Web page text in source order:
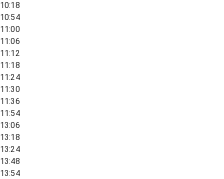
10:18
10:54
11:00
11:06
11:12
11:18
11:24
11:30
11:36
11:54
13:06
13:18
13:24
13:48
13:54